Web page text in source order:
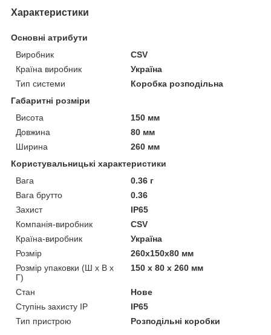
Характеристики
Основні атрибути
Виробник
CSV
Країна виробник
Україна
Тип системи
Коробка розподільна
Габаритні розміри
Висота
150 мм
Довжина
80 мм
Ширина
260 мм
Користувальницькі характеристики
Вага
0.36 г
Вага брутто
0.36
Захист
IP65
Компанія-виробник
CSV
Країна-виробник
Україна
Розмір
260х150х80 мм
Розмір упаковки (Ш х В х
Г)
150 x 80 x 260 мм
Стан
Нове
Ступінь захисту IP
IP65
Тип пристрою
Розподільні коробки